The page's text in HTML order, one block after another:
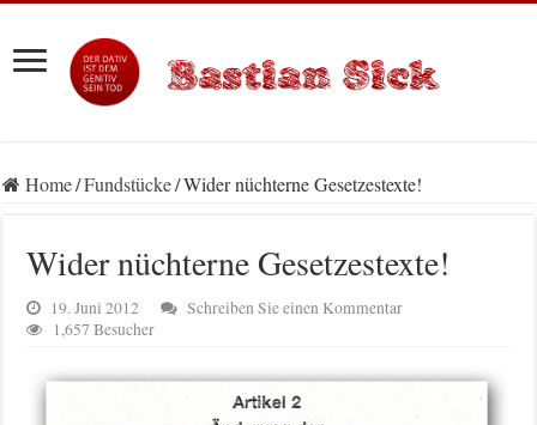
Home/Fundstücke/Wider nüchterne Gesetzestexte!
Wider nüchterne Gesetzestexte!
19. Juni 2012
Schreiben Sie einen Kommentar
1,657 Besucher